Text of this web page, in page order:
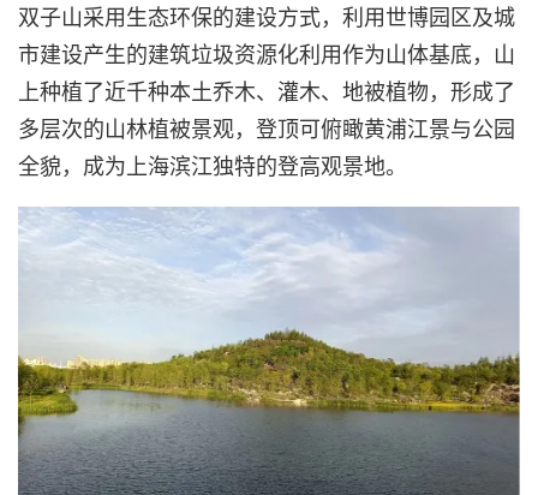
双子山采用生态环保的建设方式，利用世博园区及城
市建设产生的建筑垃圾资源化利用作为山体基底，山
上种植了近千种本土乔木、灌木、地被植物，形成了
多层次的山林植被景观，登顶可俯瞰黄浦江景与公园
全貌，成为上海滨江独特的登高观景地。